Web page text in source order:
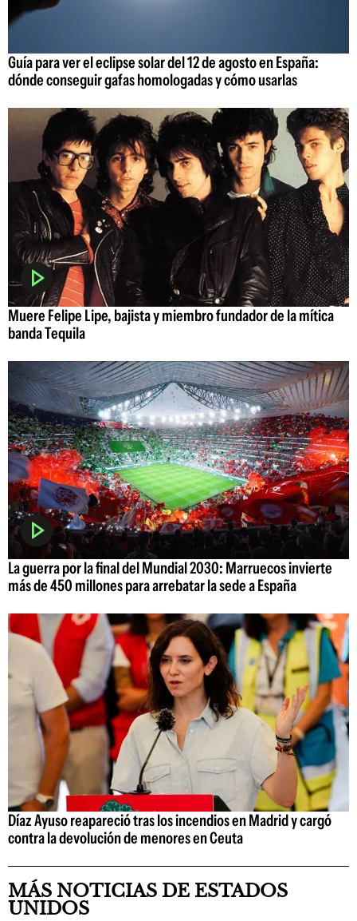
Guía para ver el eclipse solar del 12 de agosto en España:
dónde conseguir gafas homologadas y cómo usarlas
Muere Felipe Lipe, bajista y miembro fundador de la mítica
banda Tequila
La guerra por la final del Mundial 2030: Marruecos invierte
más de 450 millones para arrebatar la sede a España
Díaz Ayuso reapareció tras los incendios en Madrid y cargó
contra la devolución de menores en Ceuta
MÁS NOTICIAS DE ESTADOS
UNIDOS